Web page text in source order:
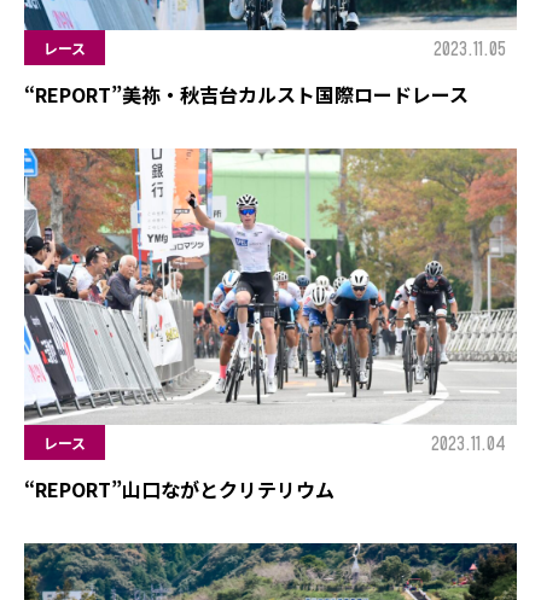
レース 2023.11.05
“REPORT”美祢・秋吉台カルスト国際ロードレース
レース 2023.11.04
“REPORT”山口ながとクリテリウム